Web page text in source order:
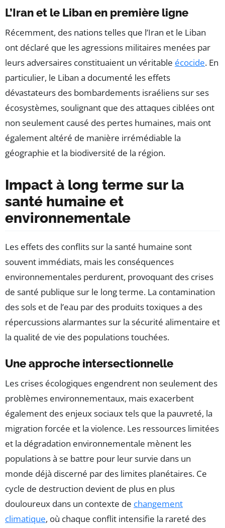
L’Iran et le Liban en première ligne
Récemment, des nations telles que l’Iran et le Liban
ont déclaré que les agressions militaires menées par
leurs adversaires constituaient un véritable écocide. En
particulier, le Liban a documenté les effets
dévastateurs des bombardements israéliens sur ses
écosystèmes, soulignant que des attaques ciblées ont
non seulement causé des pertes humaines, mais ont
également altéré de manière irrémédiable la
géographie et la biodiversité de la région.
Impact à long terme sur la
santé humaine et
environnementale
Les effets des conflits sur la santé humaine sont
souvent immédiats, mais les conséquences
environnementales perdurent, provoquant des crises
de santé publique sur le long terme. La contamination
des sols et de l’eau par des produits toxiques a des
répercussions alarmantes sur la sécurité alimentaire et
la qualité de vie des populations touchées.
Une approche intersectionnelle
Les crises écologiques engendrent non seulement des
problèmes environnementaux, mais exacerbent
également des enjeux sociaux tels que la pauvreté, la
migration forcée et la violence. Les ressources limitées
et la dégradation environnementale mènent les
populations à se battre pour leur survie dans un
monde déjà discerné par des limites planétaires. Ce
cycle de destruction devient de plus en plus
douloureux dans un contexte de changement
climatique, où chaque conflit intensifie la rareté des